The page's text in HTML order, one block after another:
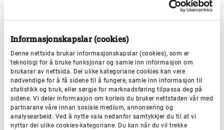
Informasjonskapslar (cookies)
Denne nettsida brukar informasjonskapslar (cookies), som er
teknologi for å bruke funksjonar og samle inn informasjon om
brukarar av nettsida. Dei ulike kategoriane cookies kan vere
nødvendige for å få sidene til å fungere, samle inn informasjon til
statistikk og bruk, eller sørgje for marknadsføring tilpassa deg på
sidene. Vi deler informasjon om korleis du bruker nettstaden vår med
partnarane våre innan sosiale medium, annonsering og
analysearbeid. Ved å nytte vala nedanfor samtykkjer du til at vi
nyttar dei ulike cookies-kategoriane. Du kan når du vil trekke
Tid (ein veg): 1 time
Stigning (total):394 meter
Høgd over havet:325 meter over havet
Universell utforma tilkomst